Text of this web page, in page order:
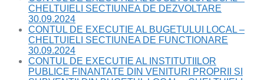
CHELTUIELI SECTIUNEA DE DEZVOLTARE
30.09.2024
CONTUL DE EXECUTIE AL BUGETULUI LOCAL –
CHELTUIELI SECTIUNEA DE FUNCTIONARE
30.09.2024
CONTUL DE EXECUTIE AL INSTITUTIILOR
PUBLICE FINANTATE DIN VENITURI PROPRII SI